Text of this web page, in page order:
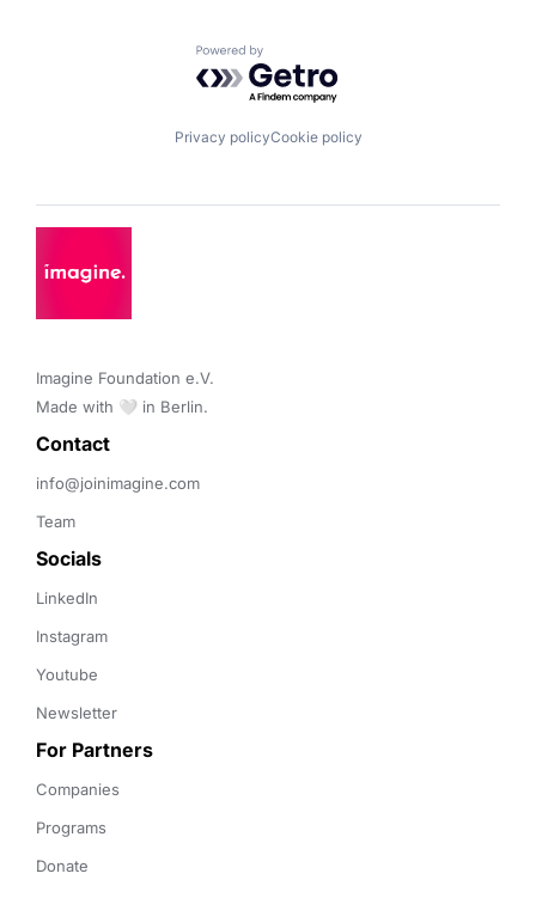
Powered by Getro.com
Privacy policyCookie policy
Imagine Foundation e.V.
Made with 🤍 in Berlin.
Contact
info@joinimagine.com
Team
Socials
LinkedIn
Instagram
Youtube
Newsletter
For Partners
Companies
Programs
Donate